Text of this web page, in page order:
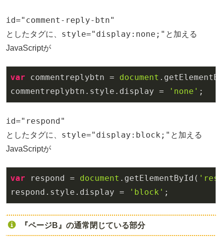
id="comment-reply-btn"
としたタグに、 style="display:none;" と加える
JavaScriptが
var commentreplybtn = document
commentreplybtn.style.display =
'none'
id="respond"
としたタグに、 style="display:block;" と加える
JavaScriptが
var respond = document .getElementById(
respond.style.display =
'block'
『ページB』の通常閉じている部分